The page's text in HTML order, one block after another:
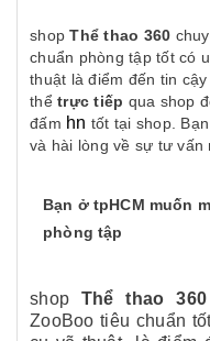
shopThể thao 360
chuẩn phòng tập tốt có
thuật là điểm đến tin
thểtrực tiếp qua shop
đấm hn tốt tại shop.
và hài lòng về sự tư vấn
Bạn ở tpHCM muốn
phòng tập
shop Thể thao 360
ZooBoo tiêu chuẩn